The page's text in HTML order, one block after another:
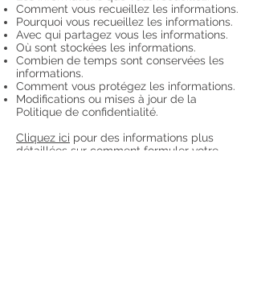
Comment vous recueillez les informations.
Pourquoi vous recueillez les informations.
Avec qui partagez vous les informations.
Où sont stockées les informations.
Combien de temps sont conservées les
informations.
Comment vous protégez les informations.
Modifications ou mises à jour de la
Politique de confidentialité.
Cliquez ici pour des informations plus
détaillées sur comment formuler votre